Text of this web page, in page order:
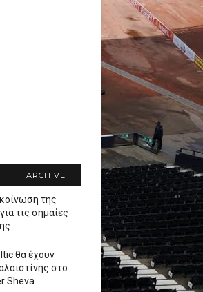
ARCHIVE
της
τις σημαίες
θα έχουν
στο
Sheva